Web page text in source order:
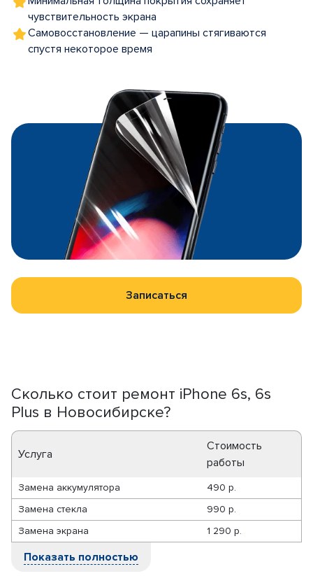
чувствительность экрана
Самовосстановление — царапины стягиваются
спустя некоторое время
Записаться
Сколько стоит ремонт iPhone 6s, 6s
Plus в Новосибирске?
Услуга
Стоимость
работы
Замена аккумулятора
490 р.
Замена стекла
990 р.
Замена экрана
1 290 р.
Показать полностью